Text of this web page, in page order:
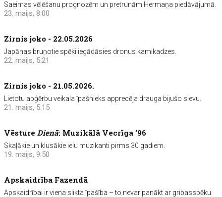
Saeimas vēlēšanu prognozēm un pretrunām Hermaņa piedāvājumā.
23. maijs, 8:00
Zirnis joko - 22.05.2026
Japānas bruņotie spēki iegādāsies dronus kamikadzes.
22. maijs, 5:21
Zirnis joko - 21.05.2026.
Lietotu apģērbu veikala īpašnieks apprecēja drauga bijušo sievu.
21. maijs, 5:15
VēstureDienā: Muzikālā Vecrīga ’96
Skaļākie un klusākie ielu muzikanti pirms 30 gadiem.
19. maijs, 9:50
Apskaidrība Fazendā
Apskaidrībai ir viena slikta īpašība – to nevar panākt ar gribasspēku.